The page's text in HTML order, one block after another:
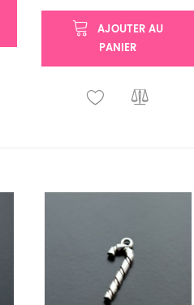
AJOUTER AU
PANIER